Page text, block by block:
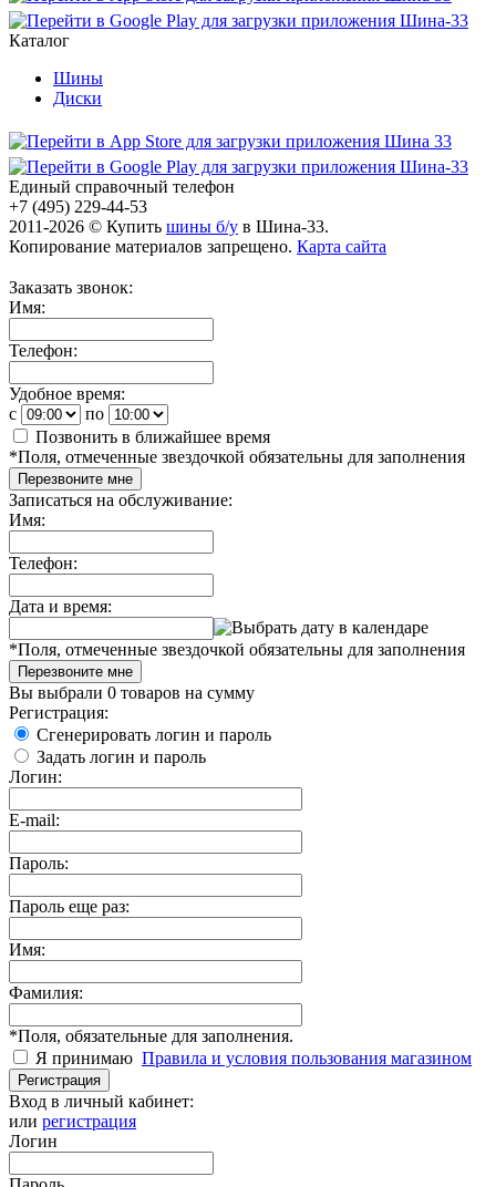
Каталог
Шины
Диски
Единый справочный телефон
+7 (495) 229-44-53
2011-2026 © Купить шины б/у в Шина-33.
Копирование материалов запрещено. Карта сайта
Заказать звонок:
Имя:
Телефон:
Удобное время:
c
по
Позвонить в ближайшее время
*Поля, отмеченные звездочкой обязательны для заполнения
Перезвоните мне
Записаться на обслуживание:
Имя:
Телефон:
Дата и время:
*Поля, отмеченные звездочкой обязательны для заполнения
Перезвоните мне
Вы выбрали 0 товаров на сумму
Регистрация:
Сгенерировать логин и пароль
Задать логин и пароль
Логин:
E-mail:
Пароль:
Пароль еще раз:
Имя:
Фамилия:
*Поля, обязательные для заполнения.
Я принимаю Правила и условия пользования магазином
Регистрация
Вход в личный кабинет:
или регистрация
Логин